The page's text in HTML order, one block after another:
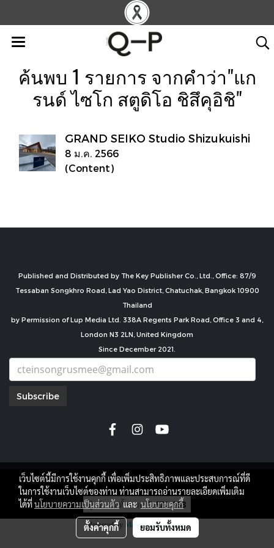
ค้นพบ 1 รายการ จากคำว่า"แก
รนด์ ไซโก สตูดิโอ ชิสึคุอิชิ"
GRAND SEIKO Studio Shizukuishi
8 ม.ค. 2566
(Content)
Published and Distributed by The Key Publisher Co., Ltd., Office: 87/9
Tessaban Songkhro Road, Lad Yao District, Chatuchak, Bangkok 10900
Thailand
by Permission of Lup Media Ltd. 338A Regents Park Road, Office 3 and 4,
London N3 2LN, United Kingdom
Since December 2021.
Subscribe
copyright by
ผู้เข้าชมทั้งหมด7,670,168
Powered by MakeWebEasy.com
เว็บไซต์นี้มีการใช้งานคุกกี้ เพื่อเพิ่มประสิทธิภาพและประสบการณ์ที่ดี
ในการใช้งานเว็บไซต์ของท่าน ท่านสามารถอ่านรายละเอียดเพิ่มเติม
ได้ที่นโยบายความเป็นส่วนตัวและนโยบายคุกกี้
ตั้งค่าคุกกี้ ยอมรับทั้งหมด